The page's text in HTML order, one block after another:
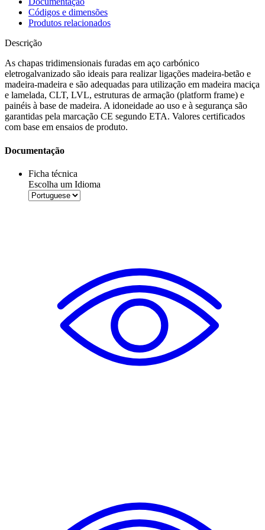
Códigos e dimensões
Produtos relacionados
Descrição
As chapas tridimensionais furadas em aço carbónico
eletrogalvanizado são ideais para realizar ligações madeira-betão e
madeira-madeira e são adequadas para utilização em madeira maciça
e lamelada, CLT, LVL, estruturas de armação (platform frame) e
painéis à base de madeira. A idoneidade ao uso e à segurança são
garantidas pela marcação CE segundo ETA. Valores certificados
com base em ensaios de produto.
Documentação
Ficha técnica
Escolha um Idioma